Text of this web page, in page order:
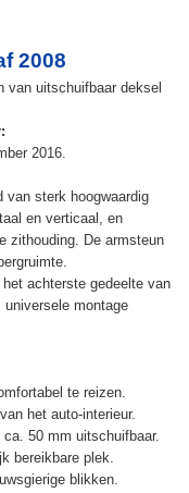
2008
van uitschuifbaar deksel
2016.
van sterk hoogwaardig
en verticaal, en
zithouding. De armsteun
achterste gedeelte van
montage
te reizen.
het auto-interieur.
50 mm uitschuifbaar.
bereikbare plek.
blikken.